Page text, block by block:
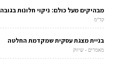
מבהיקים מעל כולם: ניקוי חלונות בגובה
קד"מ
בניית מצגת עסקית שמקדמת החלטה
מאמרים - שיווק